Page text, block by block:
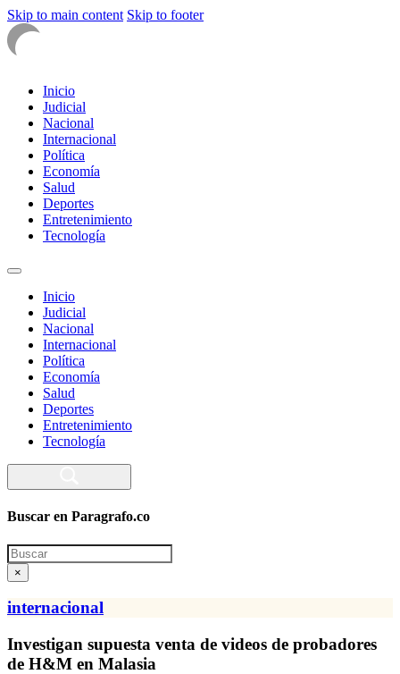
Skip to main content Skip to footer
Inicio
Judicial
Nacional
Internacional
Política
Economía
Salud
Deportes
Entretenimiento
Tecnología
Inicio
Judicial
Nacional
Internacional
Política
Economía
Salud
Deportes
Entretenimiento
Tecnología
Buscar en Paragrafo.co
Search
×
internacional
Investigan supuesta venta de videos de probadores
de H&M en Malasia